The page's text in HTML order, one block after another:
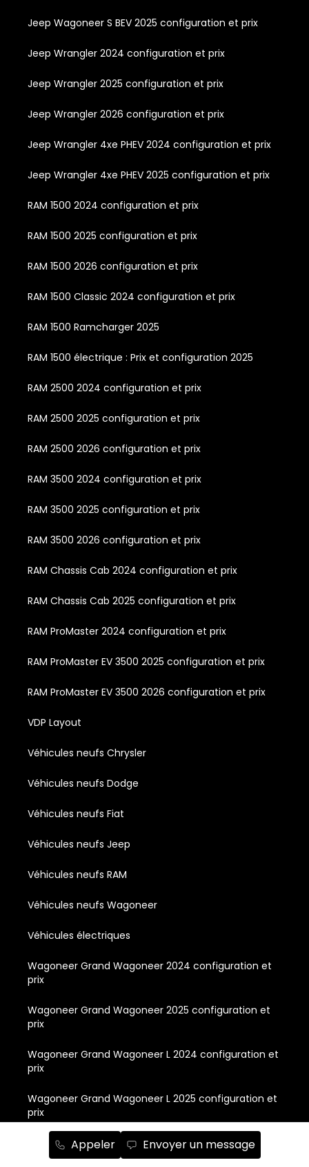
Appeler Envoyer un message
Jeep Wagoneer S BEV 2025 configuration et prix
Jeep Wrangler 2024 configuration et prix
Jeep Wrangler 2025 configuration et prix
Jeep Wrangler 2026 configuration et prix
Jeep Wrangler 4xe PHEV 2024 configuration et prix
Jeep Wrangler 4xe PHEV 2025 configuration et prix
RAM 1500 2024 configuration et prix
RAM 1500 2025 configuration et prix
RAM 1500 2026 configuration et prix
RAM 1500 Classic 2024 configuration et prix
RAM 1500 Ramcharger 2025
RAM 1500 électrique : Prix et configuration 2025
RAM 2500 2024 configuration et prix
RAM 2500 2025 configuration et prix
RAM 2500 2026 configuration et prix
RAM 3500 2024 configuration et prix
RAM 3500 2025 configuration et prix
RAM 3500 2026 configuration et prix
RAM Chassis Cab 2024 configuration et prix
RAM Chassis Cab 2025 configuration et prix
RAM ProMaster 2024 configuration et prix
RAM ProMaster EV 3500 2025 configuration et prix
RAM ProMaster EV 3500 2026 configuration et prix
VDP Layout
Véhicules neufs Chrysler
Véhicules neufs Dodge
Véhicules neufs Fiat
Véhicules neufs Jeep
Véhicules neufs RAM
Véhicules neufs Wagoneer
Véhicules électriques
Wagoneer Grand Wagoneer 2024 configuration et
prix
Wagoneer Grand Wagoneer 2025 configuration et
prix
Wagoneer Grand Wagoneer L 2024 configuration et
prix
Wagoneer Grand Wagoneer L 2025 configuration et
prix
Wagoneer Wagoneer 2024 configuration et prix